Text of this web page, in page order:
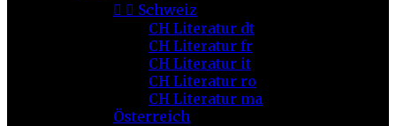
  Schweiz
CH Literatur dt
CH Literatur fr
CH Literatur it
CH Literatur ro
CH Literatur ma
Österreich